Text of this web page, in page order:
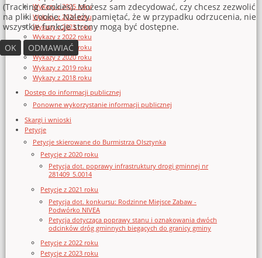
Wykazy z 2025 roku
Wykazy z 2024 roku
Wykazy z 2023 roku
Wykazy z 2022 roku
Wykazy z 2021 roku
Wykazy z 2020 roku
Wykazy z 2019 roku
Wykazy z 2018 roku
Dostęp do informacji publicznej
Ponowne wykorzystanie informacji publicznej
Skargi i wnioski
Petycje
Petycje skierowane do Burmistrza Olsztynka
Petycje z 2020 roku
Petycja dot. poprawy infrastruktury drogi gminnej nr
281409_5.0014
Petycje z 2021 roku
Petycja dot. konkursu: Rodzinne Miejsce Zabaw -
Podwórko NIVEA
Petycja dotycząca poprawy stanu i oznakowania dwóch
odcinków dróg gminnych biegących do granicy gminy
Petycje z 2022 roku
Petycje z 2023 roku
(Tracking Cookies). Możesz sam zdecydować, czy chcesz zezwolić
na pliki cookie. Należy pamiętać, że w przypadku odrzucenia, nie
wszystkie funkcje strony mogą być dostępne.
OK
ODMAWIAĆ